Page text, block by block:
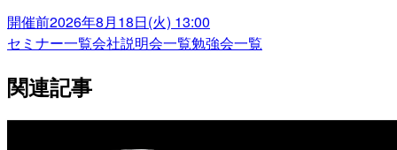
開催前2026年8月18日(火) 13:00
セミナー一覧会社説明会一覧勉強会一覧
関連記事